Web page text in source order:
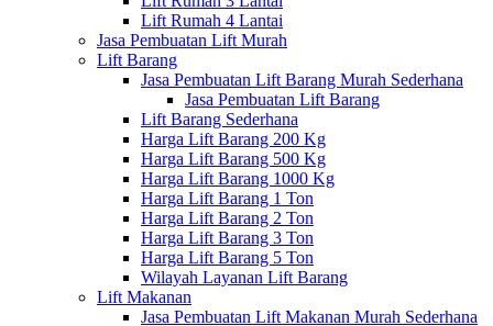
Lift Rumah 4 Lantai
Jasa Pembuatan Lift Murah
Lift Barang
Jasa Pembuatan Lift Barang Murah Sederhana
Jasa Pembuatan Lift Barang
Lift Barang Sederhana
Harga Lift Barang 200 Kg
Harga Lift Barang 500 Kg
Harga Lift Barang 1000 Kg
Harga Lift Barang 1 Ton
Harga Lift Barang 2 Ton
Harga Lift Barang 3 Ton
Harga Lift Barang 5 Ton
Wilayah Layanan Lift Barang
Lift Makanan
Jasa Pembuatan Lift Makanan Murah Sederhana